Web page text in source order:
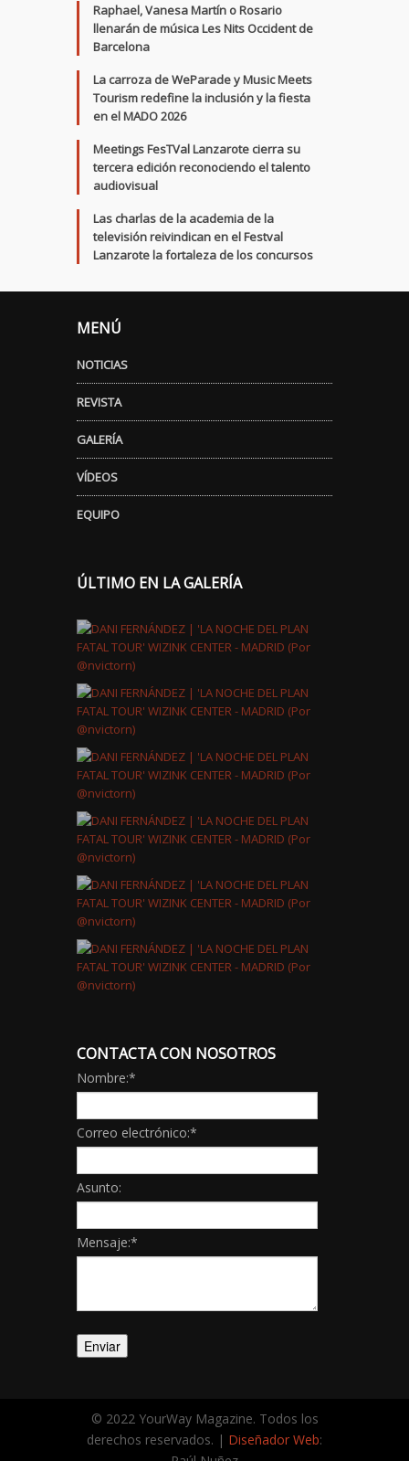
Raphael, Vanesa Martín o Rosario
llenarán de música Les Nits Occident de
Barcelona
La carroza de WeParade y Music Meets
Tourism redefine la inclusión y la fiesta
en el MADO 2026
Meetings FesTVal Lanzarote cierra su
tercera edición reconociendo el talento
audiovisual
Las charlas de la academia de la
televisión reivindican en el Festval
Lanzarote la fortaleza de los concursos
MENÚ
NOTICIAS
REVISTA
GALERÍA
VÍDEOS
EQUIPO
ÚLTIMO EN LA GALERÍA
CONTACTA CON NOSOTROS
Nombre:*
Correo electrónico:*
Asunto:
Mensaje:*
© 2022 YourWay Magazine. Todos los
derechos reservados. | Diseñador Web: